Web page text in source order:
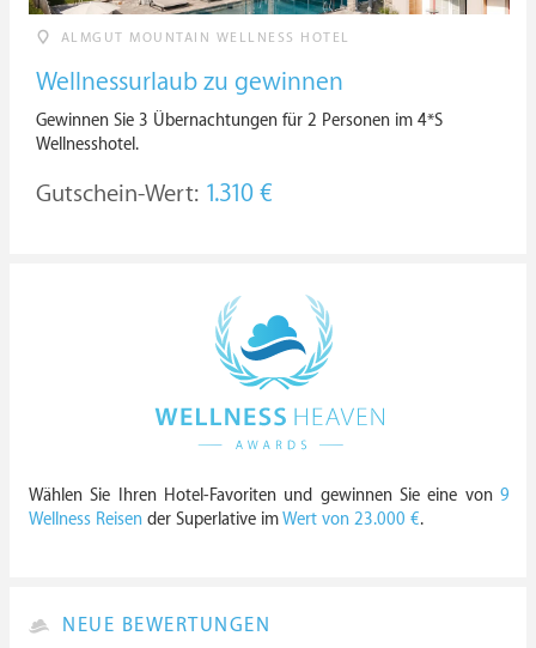
ALMGUT MOUNTAIN WELLNESS HOTEL
Wellnessurlaub zu gewinnen
Gewinnen Sie 3 Übernachtungen für 2 Personen im 4*S
Wellnesshotel.
Gutschein-Wert: 1.310 €
Wählen Sie Ihren Hotel-Favoriten und gewinnen Sie eine von 9
Wellness Reisen der Superlative imWert von 23.000 €.
NEUE BEWERTUNGEN